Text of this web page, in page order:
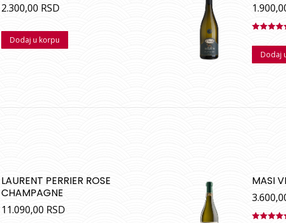
2.300,00 RSD
Dodaj u korpu
sa5.00od
Dodaj
LAURENT PERRIER ROSE
CHAMPAGNE
11.090,00 RSD
MASI